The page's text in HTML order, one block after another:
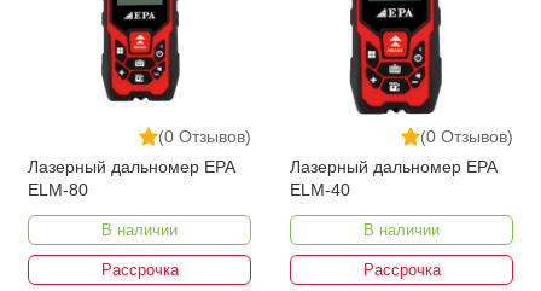
(0 Отзывов)
Лазерный дальномер EPA
ELM-80
В наличии
Рассрочка
(0 Отзывов)
Лазерный дальномер EPA
ELM-40
В наличии
Рассрочка